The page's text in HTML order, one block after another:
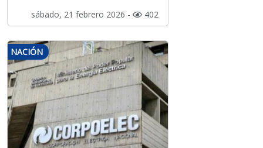
sábado, 21 febrero 2026 - 402
NACIÓN